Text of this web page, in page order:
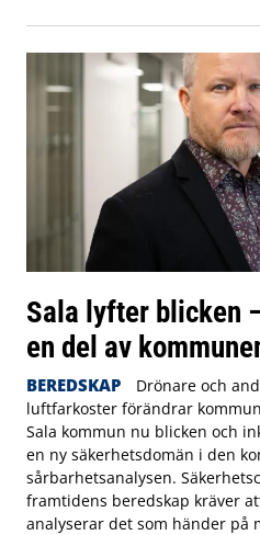
Sala lyfter blicken
en del av
BEREDSKAP
Drönare och
luftfarkoster förändrar
Sala kommun nu blicken och
en ny säkerhetsdomän i den
sårbarhetsanalysen.
framtidens beredskap kräver
analyserar det som händer på